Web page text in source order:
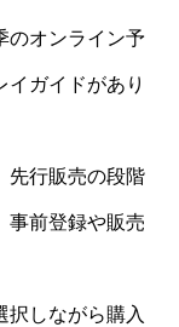
のオンライン予
ガイドがあり
先行販売の段階
事前登録や販売
択しながら購入